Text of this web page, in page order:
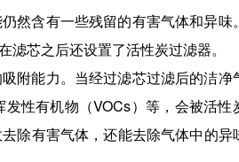
然含有一些残留的有害气体和异味
芯之后还设置了活性炭过滤器。
附能力。当经过滤芯过滤后的洁净
性有机物（VOCs）等，会被活性
除有害气体，还能去除气体中的异